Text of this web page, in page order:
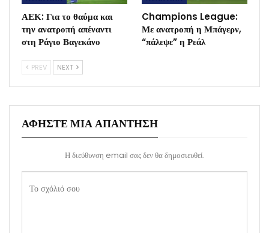
ΑΕΚ: Για το θαύμα και
την ανατροπή απέναντι
στη Ράγιο Βαγεκάνο
Champions League:
Με ανατροπή η Μπάγερν,
“πάλεψε” η Ρεάλ
PREV NEXT
ΑΦΉΣΤΕ ΜΙΑ ΑΠΆΝΤΗΣΗ
Η διεύθυνση email σας δεν θα δημοσιευθεί.